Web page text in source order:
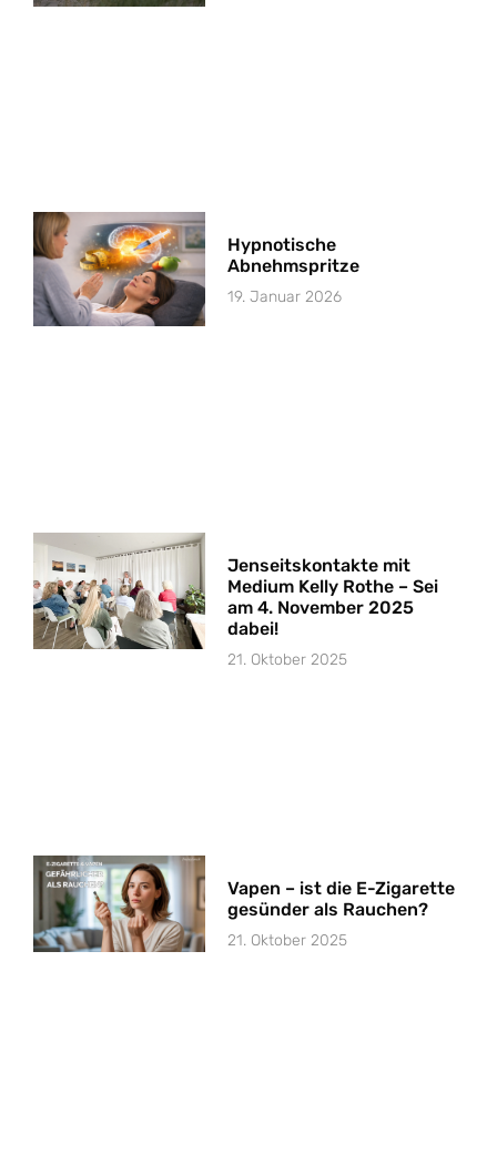
Hypnotische
Abnehmspritze
19. Januar 2026
Jenseitskontakte mit
Medium Kelly Rothe – Sei
am 4. November 2025
dabei!
21. Oktober 2025
Vapen – ist die E-Zigarette
gesünder als Rauchen?
21. Oktober 2025